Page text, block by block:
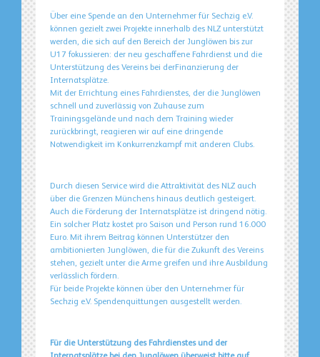
Über eine Spende an den Unternehmer für Sechzig e.V.
können gezielt zwei Projekte innerhalb des NLZ unterstützt
werden, die sich auf den Bereich der Junglöwen bis zur
U17 fokussieren: der neu geschaffene Fahrdienst und die
Unterstützung des Vereins bei derFinanzierung der
Internatsplätze.
Mit der Errichtung eines Fahrdienstes, der die Junglöwen
schnell und zuverlässig von Zuhause zum
Trainingsgelände und nach dem Training wieder
zurückbringt, reagieren wir auf eine dringende
Notwendigkeit im Konkurrenzkampf mit anderen Clubs.
Durch diesen Service wird die Attraktivität des NLZ auch
über die Grenzen Münchens hinaus deutlich gesteigert.
Auch die Förderung der Internatsplätze ist dringend nötig.
Ein solcher Platz kostet pro Saison und Person rund 16.000
Euro. Mit ihrem Beitrag können Unterstützer den
ambitionierten Junglöwen, die für die Zukunft des Vereins
stehen, gezielt unter die Arme greifen und ihre Ausbildung
verlässlich fördern.
Für beide Projekte können über den Unternehmer für
Sechzig e.V. Spendenquittungen ausgestellt werden.
Für die Unterstützung des Fahrdienstes und der